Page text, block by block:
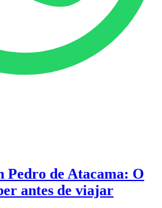
Pedro de Atacama: O
antes de viajar